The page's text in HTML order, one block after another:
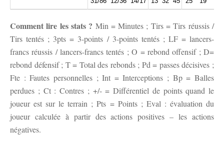
Comment lire les stats ? Min = Minutes ; Tirs = Tirs réussis /
Tirs tentés ; 3pts = 3-points / 3-points tentés ; LF = lancers-
francs réussis / lancers-francs tentés ; O = rebond offensif ; D=
rebond défensif ; T = Total des rebonds ; Pd = passes décisives ;
Fte : Fautes personnelles ; Int = Interceptions ; Bp = Balles
perdues ; Ct : Contres ; +/- = Différentiel de points quand le
joueur est sur le terrain ; Pts = Points ; Eval : évaluation du
joueur calculée à partir des actions positives – les actions
négatives.